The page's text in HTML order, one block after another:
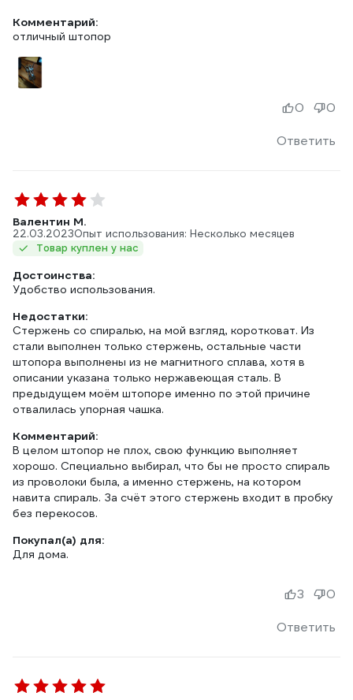
Комментарий:
отличный штопор
Ответить
0 0
Валентин М.
22.03.2023Опыт использования: Несколько месяцев
Товар куплен у нас
Достоинства:
Удобство использования.
Недостатки:
Стержень со спиралью, на мой взгляд, коротковат. Из
стали выполнен только стержень, остальные части
штопора выполнены из не магнитного сплава, хотя в
описании указана только нержавеющая сталь. В
предыдущем моём штопоре именно по этой причине
отвалилась упорная чашка.
Комментарий:
В целом штопор не плох, свою функцию выполняет
хорошо. Специально выбирал, что бы не просто спираль
из проволоки была, а именно стержень, на котором
навита спираль. За счёт этого стержень входит в пробку
без перекосов.
Покупал(а) для:
Для дома.
Ответить
3 0